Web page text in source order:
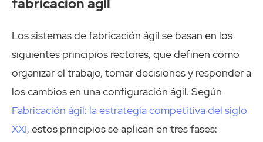
fabricación ágil
Los sistemas de fabricación ágil se basan en los
siguientes principios rectores, que definen cómo
organizar el trabajo, tomar decisiones y responder a
los cambios en una configuración ágil. Según
Fabricación ágil: la estrategia competitiva del siglo
XXI, estos principios se aplican en tres fases: